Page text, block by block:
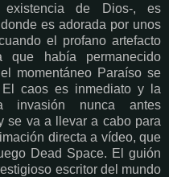
de Dios-, es
es adorada por unos
el profano artefacto
que había permanecido
momentáneo Paraíso se
caos es inmediato y la
invasión nunca antes
se va a llevar a cabo para
directa a vídeo, que
Dead Space. El guión
escritor del mundo